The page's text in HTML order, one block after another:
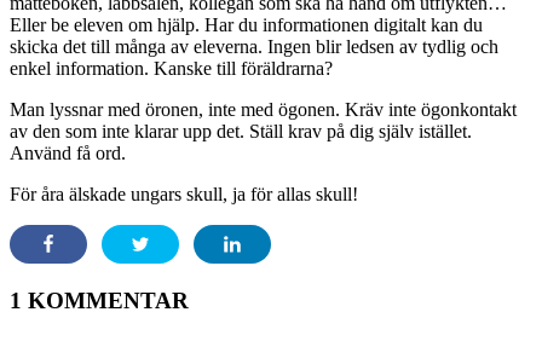
Eller be eleven om hjälp. Har du informationen digitalt kan du
skicka det till många av eleverna. Ingen blir ledsen av tydlig och
enkel information. Kanske till föräldrarna?
Man lyssnar med öronen, inte med ögonen. Kräv inte ögonkontakt
av den som inte klarar upp det. Ställ krav på dig själv istället.
Använd få ord.
För åra älskade ungars skull, ja för allas skull!
1 KOMMENTAR